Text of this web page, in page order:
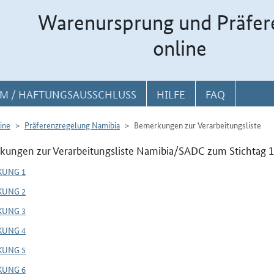
Warenursprung und
online
/ HAFTUNGSAUSSCHLUSS HILFE FAQ
Präferenzregelung Namibia Bemerkungen zur Verarbeitungsliste
zur Verarbeitungsliste Namibia/SADC zum Stichtag
1
2
3
4
5
6